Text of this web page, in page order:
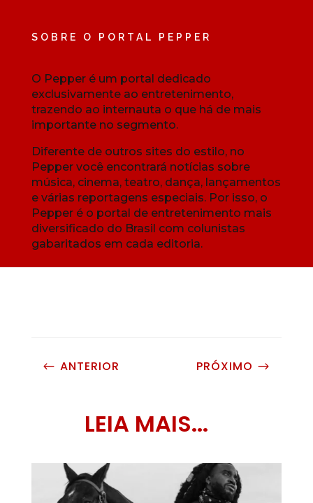
SOBRE O PORTAL PEPPER
O Pepper é um portal dedicado
exclusivamente ao entretenimento,
trazendo ao internauta o que há de mais
importante no segmento.
Diferente de outros sites do estilo, no
Pepper você encontrará notícias sobre
música, cinema, teatro, dança, lançamentos
e várias reportagens especiais. Por isso, o
Pepper é o portal de entretenimento mais
diversificado do Brasil com colunistas
gabaritados em cada editoria.
# ANTERIOR PRÓXIMO $
LEIA MAIS...